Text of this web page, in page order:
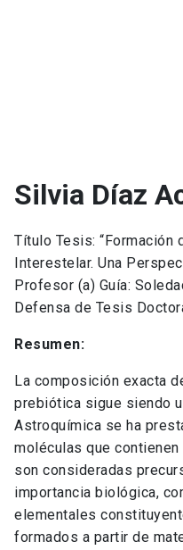
Silvia Díaz
Título Tesis: “Formación
Interestelar. Una
Profesor (a) Guía:
Defensa de Tesis
Resumen:
La composición exacta
prebiótica sigue siendo
Astroquímica se ha
moléculas que
son consideradas
importancia biológica,
elementales
formados a partir de